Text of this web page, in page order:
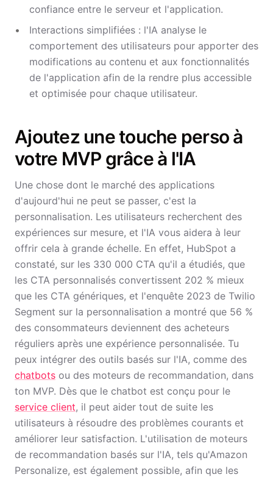
confiance entre le serveur et l'application.
Interactions simplifiées : l'IA analyse le
comportement des utilisateurs pour apporter des
modifications au contenu et aux fonctionnalités
de l'application afin de la rendre plus accessible
et optimisée pour chaque utilisateur.
Ajoutez une touche perso à
votre MVP grâce à l'IA
Une chose dont le marché des applications
d'aujourd'hui ne peut se passer, c'est la
personnalisation. Les utilisateurs recherchent des
expériences sur mesure, et l'IA vous aidera à leur
offrir cela à grande échelle. En effet, HubSpot a
constaté, sur les 330 000 CTA qu'il a étudiés, que
les CTA personnalisés convertissent 202 % mieux
que les CTA génériques, et l'enquête 2023 de Twilio
Segment sur la personnalisation a montré que 56 %
des consommateurs deviennent des acheteurs
réguliers après une expérience personnalisée. Tu
peux intégrer des outils basés sur l'IA, comme des
chatbots ou des moteurs de recommandation, dans
ton MVP. Dès que le chatbot est conçu pour le
service client, il peut aider tout de suite les
utilisateurs à résoudre des problèmes courants et
améliorer leur satisfaction. L'utilisation de moteurs
de recommandation basés sur l'IA, tels qu'Amazon
Personalize, est également possible, afin que les